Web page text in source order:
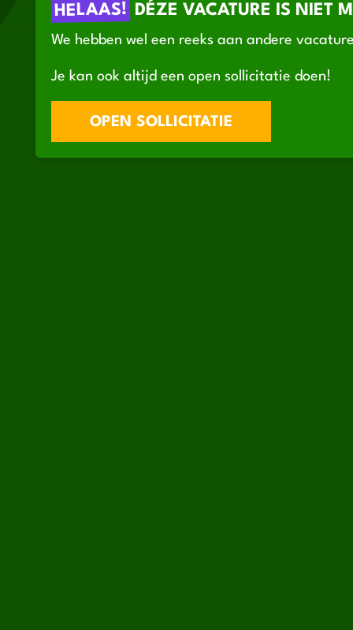
HELAAS! DÉZE VACATURE IS NIET
We hebben wel een reeks aan andere
Je kan ook altijd een open sollicitatie doen!
OPEN SOLLICITATIE